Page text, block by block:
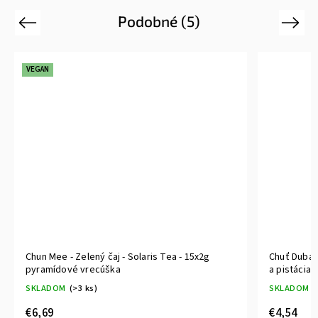
Podobné (5)
Previous
VEGAN
Chun Mee - Zelený čaj - Solaris Tea - 15x2g
pyramídové vrecúška
SKLADOM (>3 ks)
€6,69
Chuť
a
SKLADOM
€4,54
Next